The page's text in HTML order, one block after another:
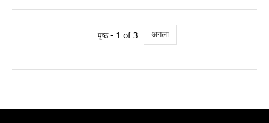
पृष्ठ - 1 of 3 अगला